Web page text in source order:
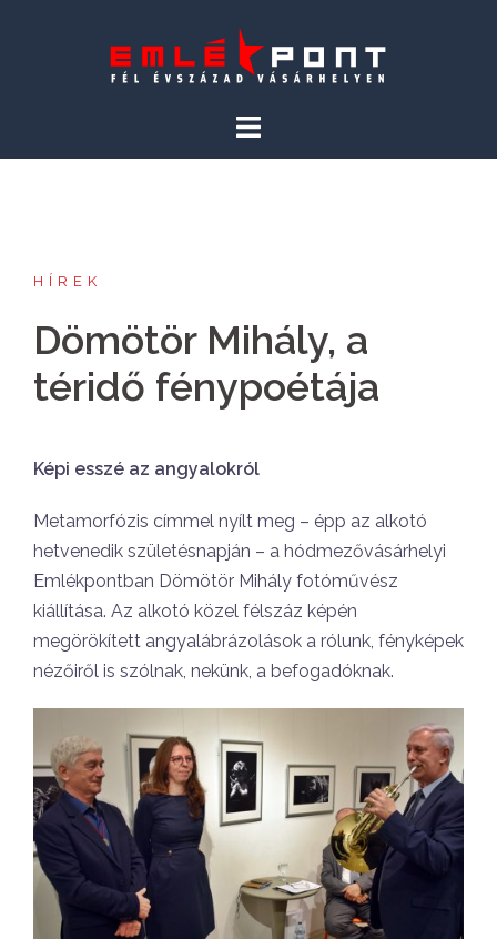
HÍREK
Dömötör Mihály, a
téridő fénypoétája
Képi esszé az angyalokról
Metamorfózis címmel nyílt meg – épp az alkotó
hetvenedik születésnapján – a hódmezővásárhelyi
Emlékpontban Dömötör Mihály fotóművész
kiállítása. Az alkotó közel félszáz képén
megörökített angyalábrázolások a rólunk, fényképek
nézőiről is szólnak, nekünk, a befogadóknak.